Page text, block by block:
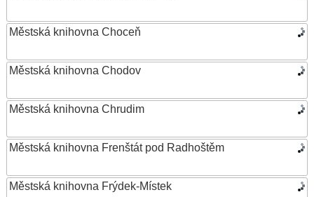
Městská knihovna Choceň
Městská knihovna Chodov
Městská knihovna Chrudim
Městská knihovna Frenštát pod Radhoštěm
Městská knihovna Frýdek-Místek